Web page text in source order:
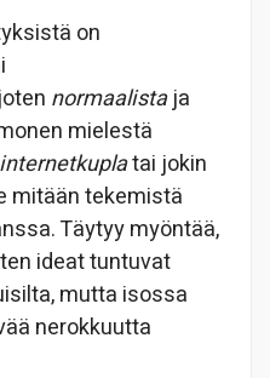
on
normaalistaja
mielestä
internetkuplatai jokin
mitään tekemistä
Täytyy myöntää,
ideat tuntuvat
mutta isossa
nerokkuutta